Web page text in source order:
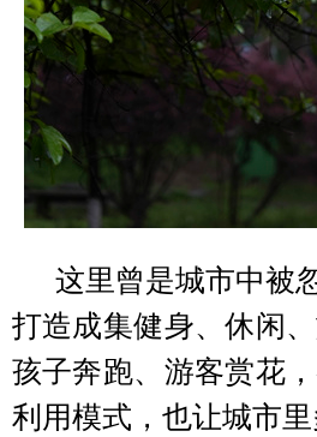
这里曾是城市中被
打造成集健身、休闲
孩子奔跑、游客赏花
利用模式，也让城市